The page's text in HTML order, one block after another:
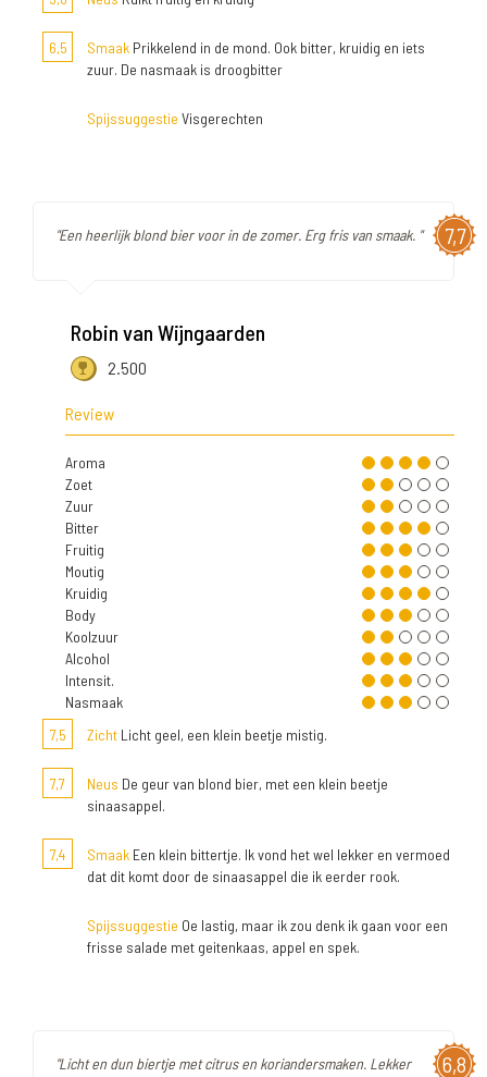
6,5 Smaak Prikkelend in de mond. Ook bitter, kruidig en iets
zuur. De nasmaak is droogbitter
Spijssuggestie Visgerechten
7,7
"Een heerlijk blond bier voor in de zomer. Erg fris van smaak. "
Robin van Wijngaarden
2.500
Review
Aroma
Zoet
Zuur
Bitter
Fruitig
Moutig
Kruidig
Body
Koolzuur
Alcohol
Intensit.
Nasmaak
7,5
Zicht Licht geel, een klein beetje mistig.
7,7 Neus De geur van blond bier, met een klein beetje
sinaasappel.
7,4 Smaak Een klein bittertje. Ik vond het wel lekker en vermoed
dat dit komt door de sinaasappel die ik eerder rook.
Spijssuggestie Oe lastig, maar ik zou denk ik gaan voor een
frisse salade met geitenkaas, appel en spek.
6,8
"Licht en dun biertje met citrus en koriandersmaken. Lekker